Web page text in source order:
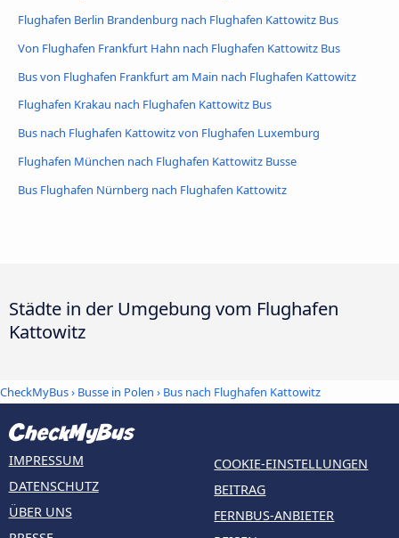
Flughafen Berlin Brandenburg nach Flughafen Kattowitz Bus
Von Flughafen Frankfurt Hahn nach Flughafen Kattowitz Bus
Bus von Flughafen Frankfurt am Main nach Flughafen Kattowitz
Flughafen Krakau nach Flughafen Kattowitz Bus
Bus nach Flughafen Kattowitz von Flughafen Luxemburg
Flughafen München nach Flughafen Kattowitz Busse
Bus Flughafen Nürnberg nach Flughafen Kattowitz
Städte in der Umgebung vom Flughafen
Kattowitz
CheckMyBus› Busse in Polen › Bus nach Flughafen Kattowitz
IMPRESSUM
DATENSCHUTZ
ÜBER UNS
COOKIE-EINSTELLUNGEN
BEITRAG
FERNBUS-ANBIETER